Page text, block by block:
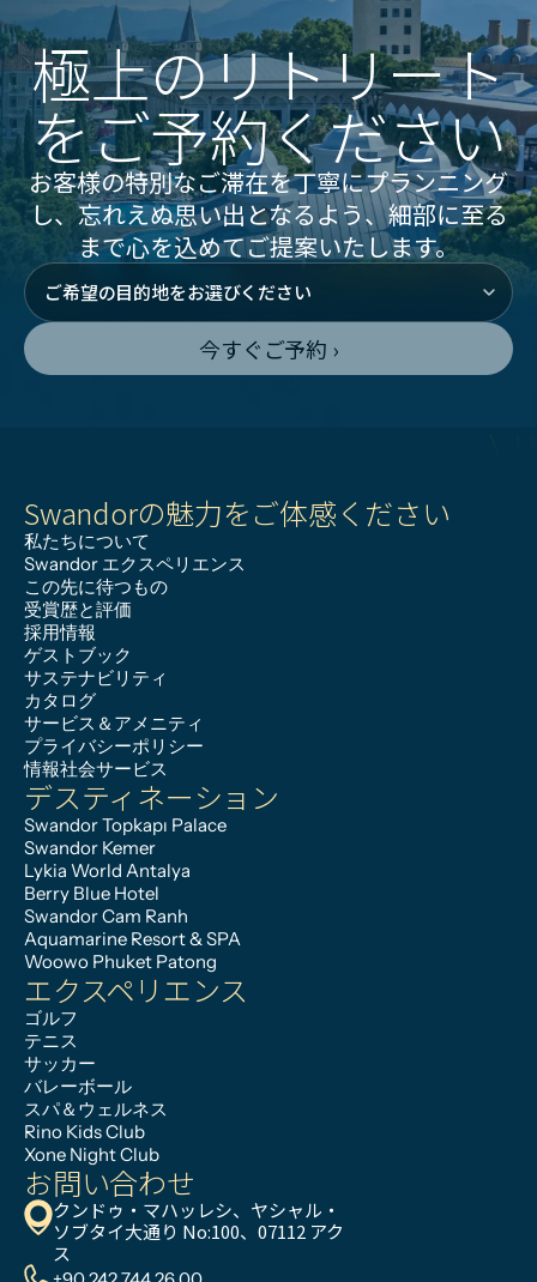
極上のリトリート
をご予約ください
お客様の特別なご滞在を丁寧にプランニング
し、忘れえぬ思い出となるよう、細部に至る
まで心を込めてご提案いたします。
今すぐご予約 ›
Swandorの魅力をご体感ください
私たちについて
Swandor エクスペリエンス
この先に待つもの
受賞歴と評価
採用情報
ゲストブック
サステナビリティ
カタログ
サービス＆アメニティ
プライバシーポリシー
情報社会サービス
デスティネーション
Swandor Topkapı Palace
Swandor Kemer
Lykia World Antalya
Berry Blue Hotel
Swandor Cam Ranh
Aquamarine Resort & SPA
Woowo Phuket Patong
エクスペリエンス
ゴルフ
テニス
サッカー
バレーボール
スパ＆ウェルネス
Rino Kids Club
Xone Night Club
お問い合わせ
クンドゥ・マハッレシ、ヤシャル・
ソブタイ大通り No:100、07112 アク
ス